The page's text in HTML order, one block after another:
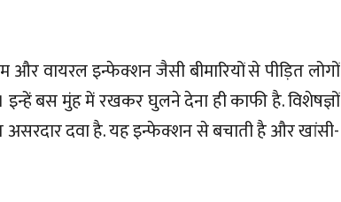
वायरल इन्फेक्शन जैसी बीमारियों से पीड़ित लोगों
बस मुंह में रखकर घुलने देना ही काफी है. विशेषज्ञों
दवा है. यह इन्फेक्शन से बचाती है और खांसी-